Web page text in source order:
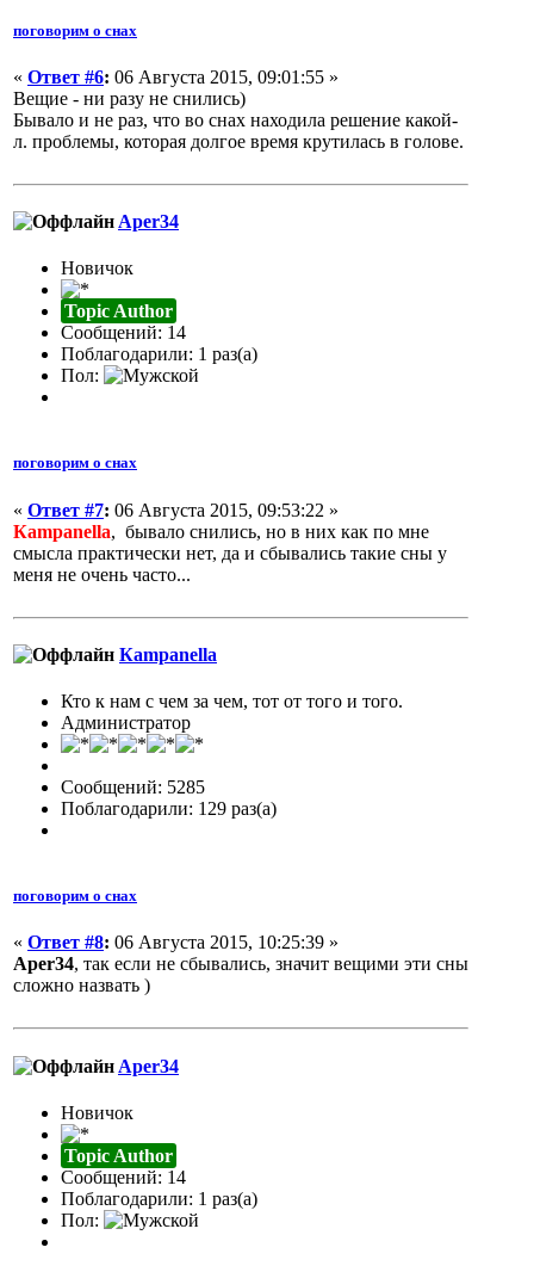
поговорим о снах
« Ответ #6: 06 Августа 2015, 09:01:55 »
Вещие - ни разу не снились)
Бывало и не раз, что во снах находила решение какой-
л. проблемы, которая долгое время крутилась в голове.
Aper34
Новичок
Topic Author
Сообщений: 14
Поблагодарили: 1 раз(а)
Пол:
поговорим о снах
« Ответ #7: 06 Августа 2015, 09:53:22 »
Кampanella, бывало снились, но в них как по мне
смысла практически нет, да и сбывались такие сны у
меня не очень часто...
Кampanella
Кто к нам с чем за чем, тот от того и того.
Администратор
Сообщений: 5285
Поблагодарили: 129 раз(а)
поговорим о снах
« Ответ #8: 06 Августа 2015, 10:25:39 »
Aper34, так если не сбывались, значит вещими эти сны
сложно назвать )
Aper34
Новичок
Topic Author
Сообщений: 14
Поблагодарили: 1 раз(а)
Пол: